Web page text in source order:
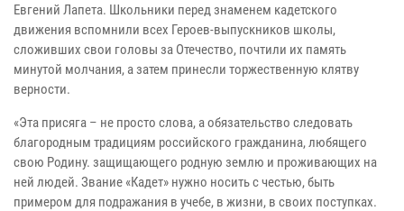
Евгений Лапета. Школьники перед знаменем кадетского
движения вспомнили всех Героев-выпускников школы,
сложивших свои головы за Отечество, почтили их память
минутой молчания, а затем принесли торжественную клятву
верности.
«Эта присяга – не просто слова, а обязательство следовать
благородным традициям российского гражданина, любящего
свою Родину. защищающего родную землю и проживающих на
ней людей. Звание «Кадет» нужно носить с честью, быть
примером для подражания в учебе, в жизни, в своих поступках.